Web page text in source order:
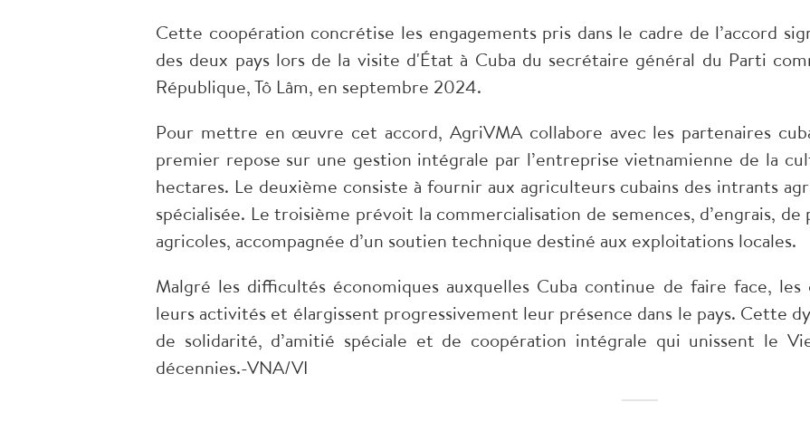
Cette coopération concrétise les engagements pris dans le cadre de l’accord
des deux pays lors de la visite d'État à Cuba du secrétaire général du Parti
République, Tô Lâm, en septembre 2024.
Pour mettre en œuvre cet accord, AgriVMA collabore avec les partenaires
premier repose sur une gestion intégrale par l’entreprise vietnamienne de la
hectares. Le deuxième consiste à fournir aux agriculteurs cubains des intrants
spécialisée. Le troisième prévoit la commercialisation de semences, d’engrais,
agricoles, accompagnée d’un soutien technique destiné aux exploitations locales.
Malgré les difficultés économiques auxquelles Cuba continue de faire face,
leurs activités et élargissent progressivement leur présence dans le pays. Cette
de solidarité, d’amitié spéciale et de coopération intégrale qui unissent le
décennies.-VNA/VI